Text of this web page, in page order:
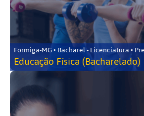
Formiga-MG • Bacharel - Licenciatura •
Educação Física (Bacharelado)